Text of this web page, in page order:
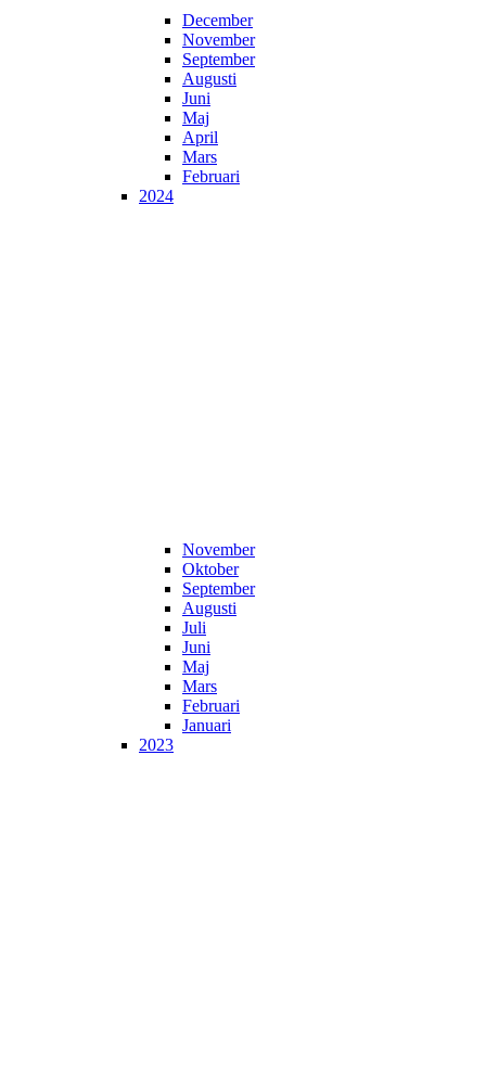
December
November
September
Augusti
Juni
Maj
April
Mars
Februari
2024
November
Oktober
September
Augusti
Juli
Juni
Maj
Mars
Februari
Januari
2023